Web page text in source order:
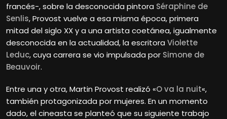
francés-, sobre la desconocida pintora Séraphine de
Senlis, Provost vuelve a esa misma época, primera
mitad del siglo XX y a una artista coetánea, igualmente
desconocida en la actualidad, la escritora Violette
Leduc, cuya carrera se vio impulsada por Simone de
Beauvoir.
Entre una y otra, Martin Provost realizó «O va la nuit«,
también protagonizada por mujeres. En un momento
dado, el cineasta se planteó que su siguiente trabajo